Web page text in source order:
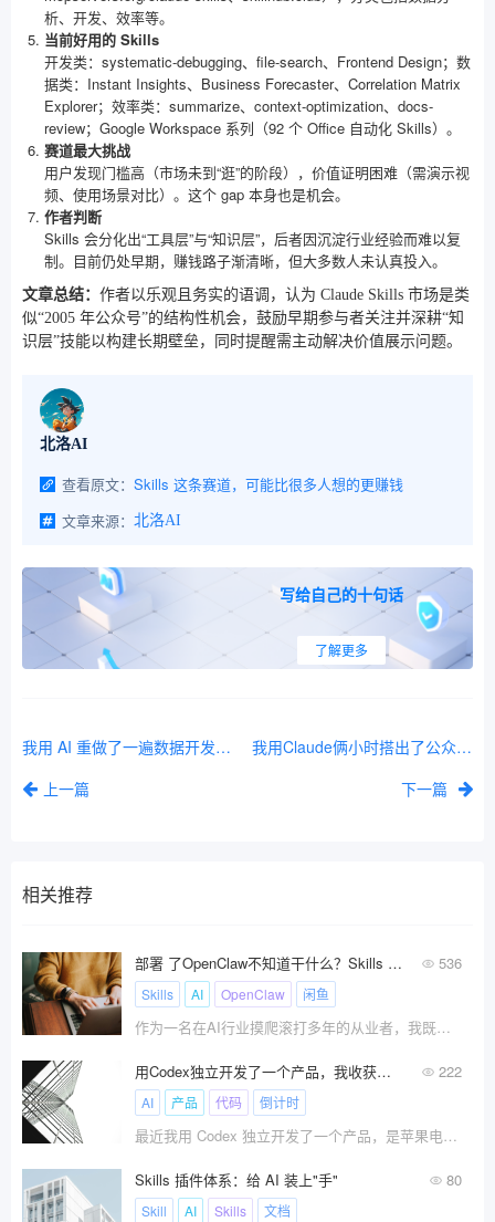
析、开发、效率等。
当前好用的 Skills
开发类：systematic-debugging、file-search、Frontend Design；数
据类：Instant Insights、Business Forecaster、Correlation Matrix
Explorer；效率类：summarize、context-optimization、docs-
review；Google Workspace 系列（92 个 Office 自动化 Skills）。
赛道最大挑战
用户发现门槛高（市场未到“逛”的阶段），价值证明困难（需演示视
频、使用场景对比）。这个 gap 本身也是机会。
作者判断
Skills 会分化出“工具层”与“知识层”，后者因沉淀行业经验而难以复
制。目前仍处早期，赚钱路子渐清晰，但大多数人未认真投入。
文章总结： 作者以乐观且务实的语调，认为 Claude Skills 市场是类
似“2005 年公众号”的结构性机会，鼓励早期参与者关注并深耕“知
识层”技能以构建长期壁垒，同时提醒需主动解决价值展示问题。
北洛AI
查看原文： Skills 这条赛道，可能比很多人想的更赚钱
文章来源： 北洛AI
写给自己的十句话
了解更多
我用 AI 重做了一遍数据开发日常工作，看看哪些环节提效最快
上一篇
我用Claude俩小时搭出了公众号竞品自动监控系统，每周省10小时
下一篇
相关推荐
部署 了OpenClaw不知道干什么？Skills 才是真·赚钱钥匙：我用它把闲鱼、小红书、TikTok自动化变现 536
Skills AI OpenClaw 闲鱼
作为一名在AI行业摸爬滚打多年的从业者，我既写代码，也带团队，还在折腾自己的创业项目。
用Codex独立开发了一个产品，我收获的4个心得 222
AI 产品 代码 倒计时
最近我用 Codex 独立开发了一个产品，是苹果电脑 macOS
Skills 插件体系：给 AI 装上"手" 80
Skill AI Skills 文档